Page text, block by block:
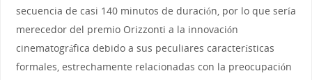
secuencia de casi 140 minutos de duración, por lo que sería
merecedor del premio Orizzonti a la innovación
cinematográfica debido a sus peculiares características
formales, estrechamente relacionadas con la preocupación